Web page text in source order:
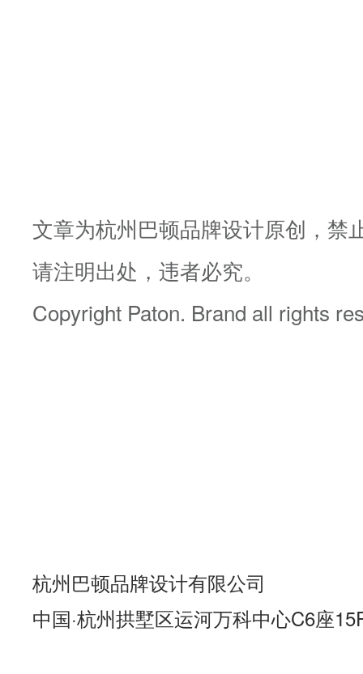
文章为杭州巴顿品牌设计原创，禁
请注明出处，违者必究。
Copyright Paton. Brand all rights
杭州巴顿品牌设计有限公司
中国·杭州拱墅区运河万科中心C6座